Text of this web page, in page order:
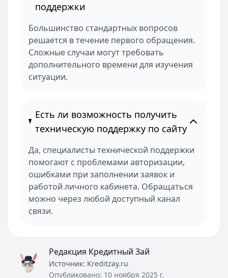
поддержки
Большинство стандартных вопросов
решается в течение первого обращения.
Сложные случаи могут требовать
дополнительного времени для изучения
ситуации.
Есть ли возможность получить
техническую поддержку по сайту
Да, специалисты технической поддержки
помогают с проблемами авторизации,
ошибками при заполнении заявок и
работой личного кабинета. Обращаться
можно через любой доступный канал
связи.
Редакция Кредитный Зай
Источник: Kreditzay.ru
Опубликовано: 10 ноября 2025 г.